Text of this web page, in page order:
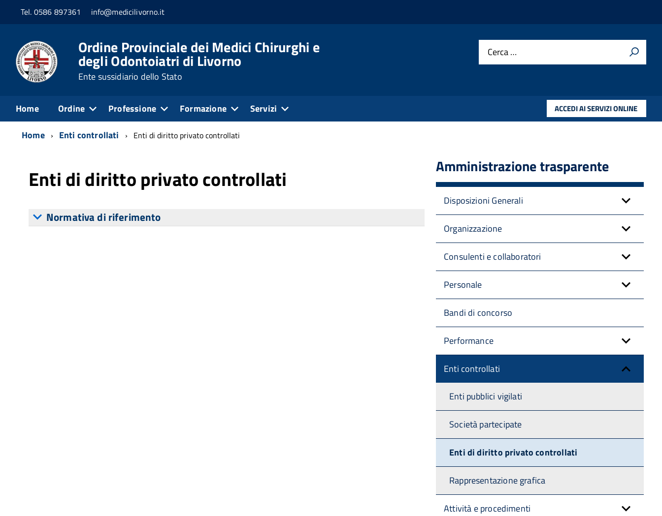
Tel. 0586 897361 info@medicilivorno.it
Ordine Provinciale dei Medici Chirurghi e
degli Odontoiatri di Livorno
Ente sussidiario dello Stato
Cerca …
Home Ordine Professione Formazione Servizi ACCEDI AI SERVIZI ONLINE
Home Enti controllati Enti di diritto privato controllati
Enti di diritto privato controllati
Normativa di riferimento
Amministrazione trasparente
Disposizioni Generali
Organizzazione
Consulenti e collaboratori
Personale
Bandi di concorso
Performance
Enti controllati
Enti pubblici vigilati
Società partecipate
Enti di diritto privato controllati
Rappresentazione grafica
Attività e procedimenti